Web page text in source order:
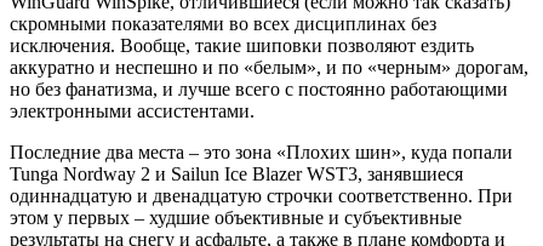
скромными показателями во всех дисциплинах без
исключения. Вообще, такие шиповки позволяют ездить
аккуратно и неспешно и по «белым», и по «черным» дорогам,
но без фанатизма, и лучше всего с постоянно работающими
электронными ассистентами.
Последние два места – это зона «Плохих шин», куда попали
Tunga Nordway 2 и Sailun Ice Blazer WST3, занявшиеся
одиннадцатую и двенадцатую строчки соответственно. При
этом у первых – худшие объективные и субъективные
результаты на снегу и асфальте, а также в плане комфорта и